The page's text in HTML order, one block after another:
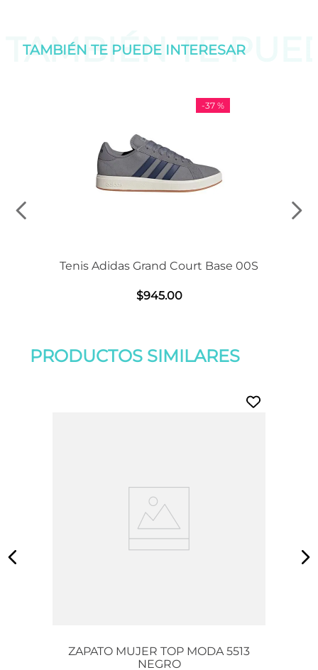
TAMBIÉN TE
TAMBIÉN TE PUEDE INTERESAR
-37 %
Tenis Adidas Grand Court Base 00S
$945.00
PRODUCTOS SIMILARES
ZAPATO MUJER TOP MODA 5513
NEGRO